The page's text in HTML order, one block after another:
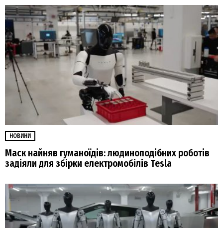
НОВИНИ
Маск найняв гуманоїдів: людиноподібних роботів
задіяли для збірки електромобілів Tesla